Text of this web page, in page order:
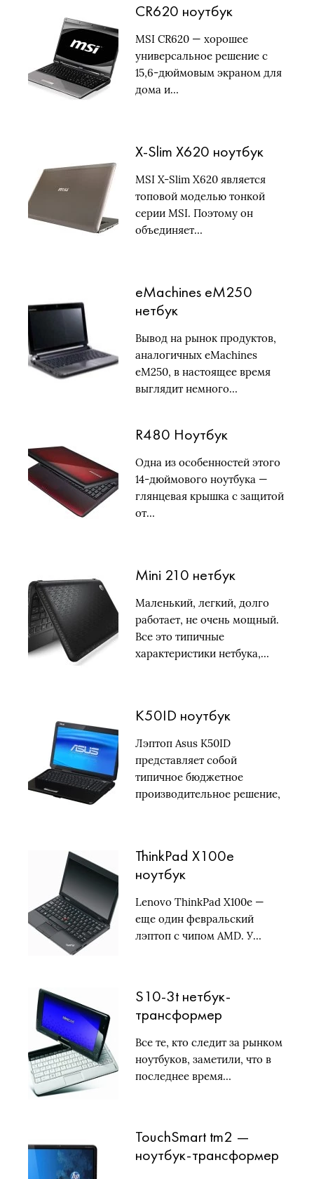
СR620 ноутбук
MSI СR620 — хорошее
универсальное решение с
15,6-дюймовым экраном для
дома и…
X-Slim X620 ноутбук
MSI X-Slim X620 является
топовой моделью тонкой
серии MSI. Поэтому он
объединяет…
eMachines eM250
нетбук
Вывод на рынок продуктов,
аналогичных eMachines
eM250, в настоящее время
выглядит немного…
R480 Ноутбук
Одна из особенностей этого
14-дюймового ноутбука —
глянцевая крышка с защитой
от…
Mini 210 нетбук
Маленький, легкий, долго
работает, не очень мощный.
Все это типичные
характеристики нетбука,…
K50ID ноутбук
Лэптоп Asus K50ID
представляет собой
типичное бюджетное
производительное решение,
ThinkPad X100e
ноутбук
Lenovo ThinkPad X100e —
еще один февральский
лэптоп с чипом AMD. У…
S10-3t нетбук-
трансформер
Все те, кто следит за рынком
ноутбуков, заметили, что в
последнее время…
TouchSmart tm2 —
ноутбук-трансформер